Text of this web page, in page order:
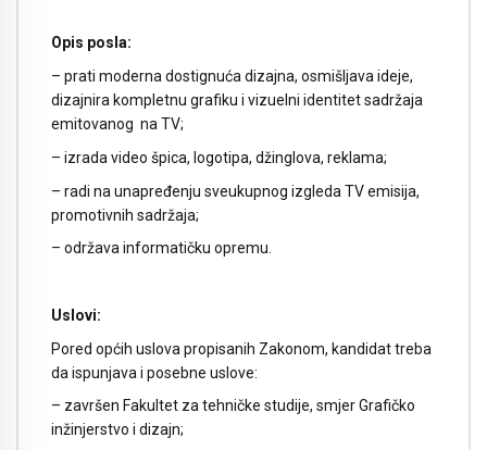
Opis posla:
– prati moderna dostignuća dizajna, osmišljava ideje,
dizajnira kompletnu grafiku i vizuelni identitet sadržaja
emitovanog na TV;
– izrada video špica, logotipa, džinglova, reklama;
– radi na unapređenju sveukupnog izgleda TV emisija,
promotivnih sadržaja;
– održava informatičku opremu.
Uslovi:
Pored općih uslova propisanih Zakonom, kandidat treba
da ispunjava i posebne uslove:
– završen Fakultet za tehničke studije, smjer Grafičko
inžinjerstvo i dizajn;